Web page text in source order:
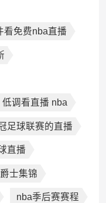
看免费nba直播
低调看直播 nba
足球联赛的直播
直播
士集锦
nba季后赛赛程